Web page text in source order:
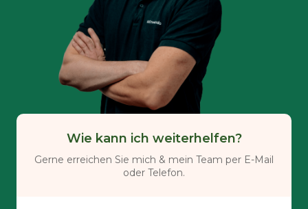
Wie kann ich weiterhelfen?
Gerne erreichen Sie mich & mein Team per E-Mail
oder Telefon.